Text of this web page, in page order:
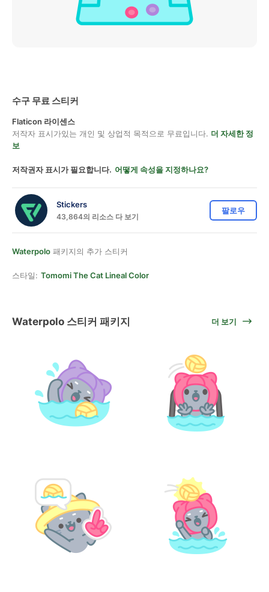
수구 무료 스티커
Flaticon 라이센스
저작자 표시가있는 개인 및 상업적 목적으로 무료입니다. 더 자세한 정
보
저작권자 표시가 필요합니다. 어떻게 속성을 지정하나요?
Stickers
43,864의 리소스 다 보기
팔로우
Waterpolo 패키지의 추가 스티커
스타일: Tomomi The Cat Lineal Color
Waterpolo 스티커 패키지 더 보기